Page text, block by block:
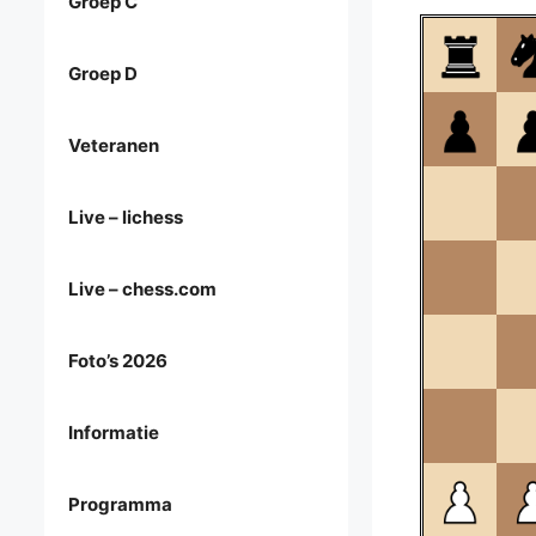
Groep D
Veteranen
Live – lichess
Live – chess.com
Foto’s 2026
Informatie
Programma